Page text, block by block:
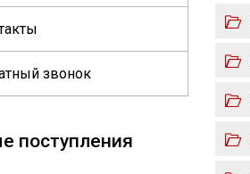
звонок
поступления